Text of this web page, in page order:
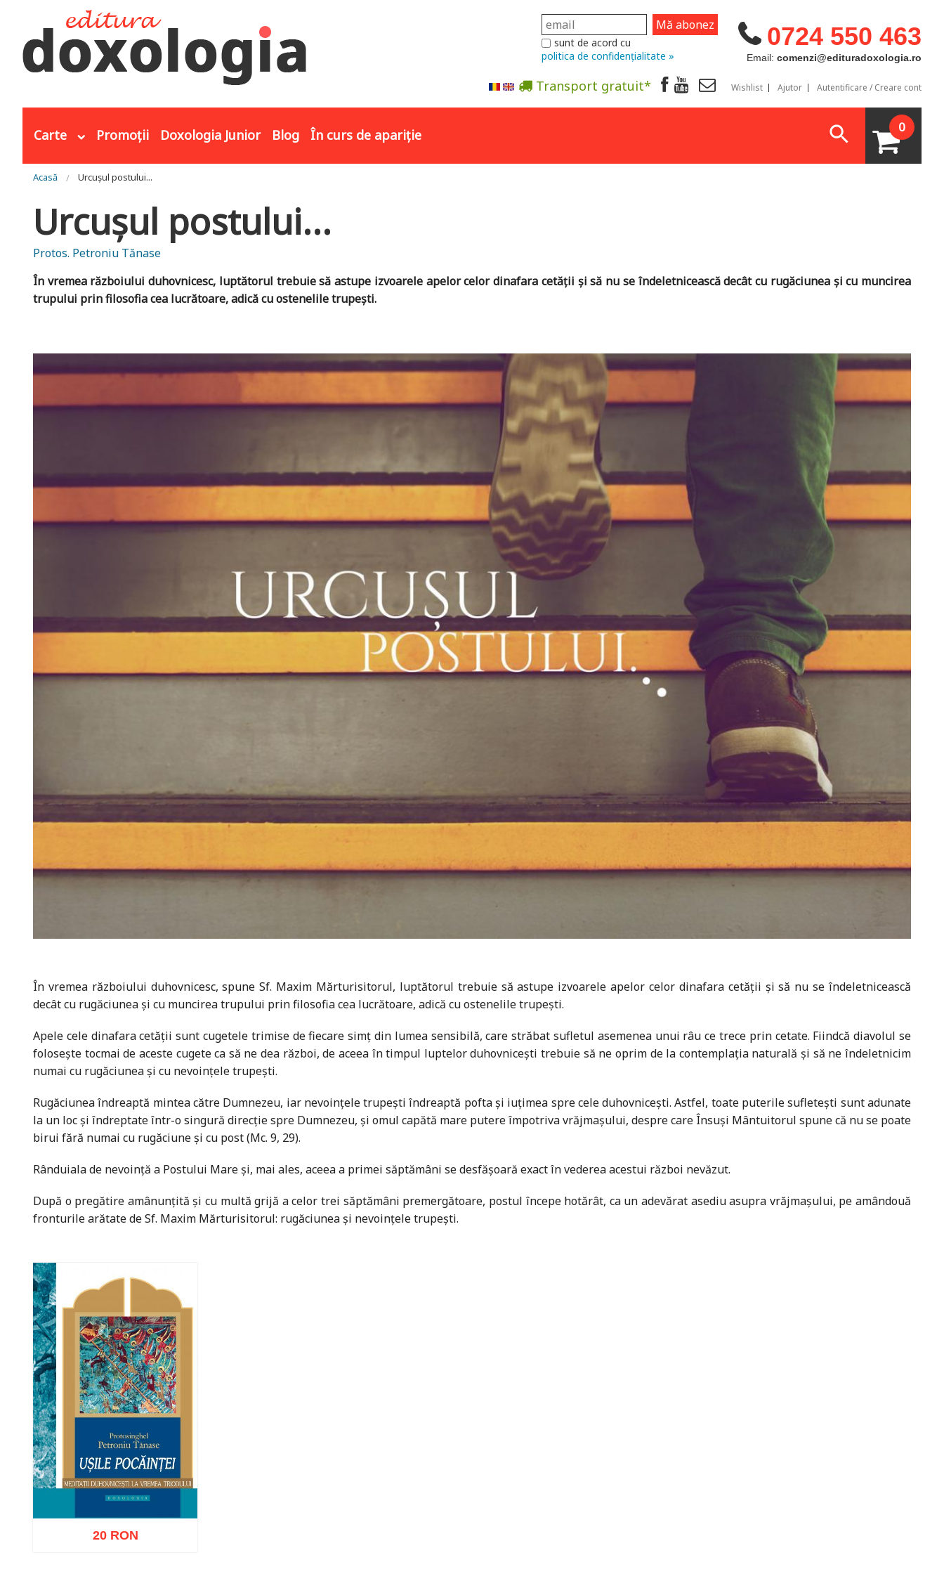
0724 550 463
Email: comenzi@edituradoxologia.ro
sunt de acord cu
politica de confidențialitate »
Transport gratuit* Wishlist Ajutor Autentificare / Creare cont
Carte Promoții Doxologia Junior Blog În curs de apariție 0
Eşti aici
Acasă Urcușul postului...
Urcușul postului...
Protos. Petroniu Tănase
În vremea războiului duhovnicesc, luptătorul trebuie să astupe izvoarele apelor celor dinafara cetății și să nu se îndeletnicească decât cu rugăciunea și cu muncirea
trupului prin filosofia cea lucrătoare, adică cu ostenelile trupești.
În vremea războiului duhovnicesc, spune Sf. Maxim Mărturisitorul, luptătorul trebuie să astupe izvoarele apelor celor dinafara cetății și să nu se îndeletnicească
decât cu rugăciunea și cu muncirea trupului prin filosofia cea lucrătoare, adică cu ostenelile trupești.
Apele cele dinafara cetății sunt cugetele trimise de fiecare simț din lumea sensibilă, care străbat sufletul asemenea unui râu ce trece prin cetate. Fiindcă diavolul se
folosește tocmai de aceste cugete ca să ne dea război, de aceea în timpul luptelor duhovnicești trebuie să ne oprim de la contemplația naturală și să ne îndeletnicim
numai cu rugăciunea și cu nevoințele trupești.
Rugăciunea îndreaptă mintea către Dumnezeu, iar nevoințele trupești îndreaptă pofta și iuțimea spre cele duhovnicești. Astfel, toate puterile sufletești sunt adunate
la un loc și îndreptate într-o singură direcție spre Dumnezeu, și omul capătă mare putere împotriva vrăjmașului, despre care Însuși Mântuitorul spune că nu se poate
birui fără numai cu rugăciune și cu post (Mc. 9, 29).
Rânduiala de nevoință a Postului Mare și, mai ales, aceea a primei săptămâni se desfășoară exact în vederea acestui război nevăzut.
După o pregătire amânunțită și cu multă grijă a celor trei săptămâni premergătoare, postul începe hotărât, ca un adevărat asediu asupra vrăjmașului, pe amândouă
fronturile arătate de Sf. Maxim Mărturisitorul: rugăciunea și nevoințele trupești.
20 RON